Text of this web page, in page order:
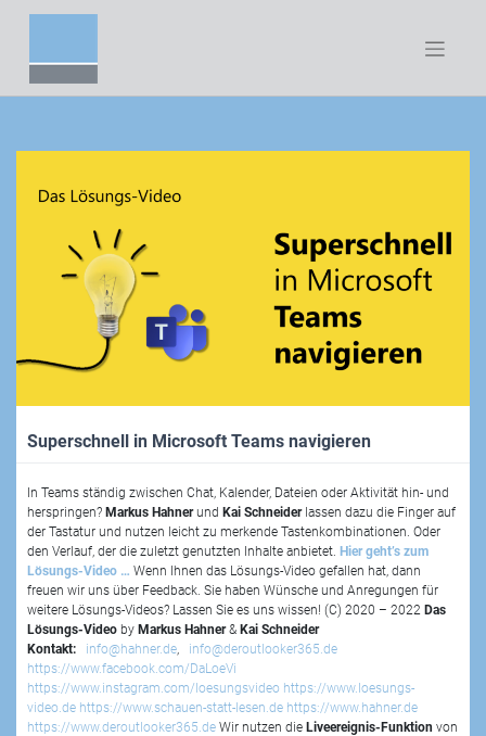
Superschnell in Microsoft Teams navigieren
In Teams ständig zwischen Chat, Kalender, Dateien oder Aktivität hin- und
herspringen? Markus Hahnerund Kai Schneiderlassen dazu die Finger auf
der Tastatur und nutzen leicht zu merkende Tastenkombinationen. Oder
den Verlauf, der die zuletzt genutzten Inhalte anbietet. Hier geht’s zum
Lösungs-Video … Wenn Ihnen das Lösungs-Video gefallen hat, dann
freuen wir uns über Feedback. Sie haben Wünsche und Anregungen für
weitere Lösungs-Videos? Lassen Sie es uns wissen! (C) 2020 – 2022 Das
Lösungs-Video by Markus Hahner& Kai Schneider
Kontakt:
info@hahner.de, info@deroutlooker365.de
https://www.facebook.com/DaLoeVi
https://www.instagram.com/loesungsvideo https://www.loesungs-
video.de https://www.schauen-statt-lesen.de https://www.hahner.de
https://www.deroutlooker365.de Wir nutzen die Liveereignis-Funktion von